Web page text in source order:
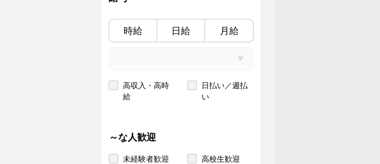
時給 日給 月給
高収入・高時
給
日払い／週払
い
～な人歓迎
未経験者歓迎 高校生歓迎